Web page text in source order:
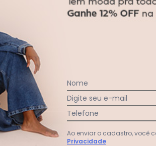
0%
O que as
Curto
Nome
Digite seu e-mail
Telefone
Ao enviar o cadastro, você
Privacidade